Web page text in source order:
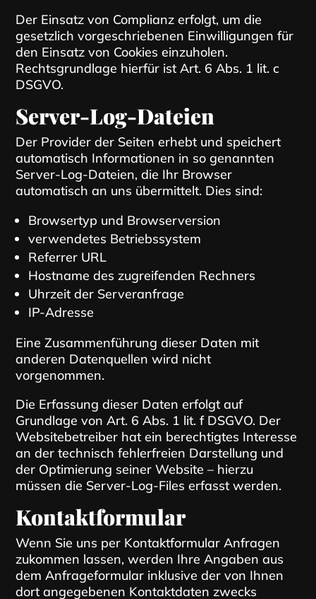
Der Einsatz von Complianz erfolgt, um die
gesetzlich vorgeschriebenen Einwilligungen für
den Einsatz von Cookies einzuholen.
Rechtsgrundlage hierfür ist Art. 6 Abs. 1 lit. c
DSGVO.
Server-Log-Dateien
Der Provider der Seiten erhebt und speichert
automatisch Informationen in so genannten
Server-Log-Dateien, die Ihr Browser
automatisch an uns übermittelt. Dies sind:
Browsertyp und Browserversion
verwendetes Betriebssystem
Referrer URL
Hostname des zugreifenden Rechners
Uhrzeit der Serveranfrage
IP-Adresse
Eine Zusammenführung dieser Daten mit
anderen Datenquellen wird nicht
vorgenommen.
Die Erfassung dieser Daten erfolgt auf
Grundlage von Art. 6 Abs. 1 lit. f DSGVO. Der
Websitebetreiber hat ein berechtigtes Interesse
an der technisch fehlerfreien Darstellung und
der Optimierung seiner Website – hierzu
müssen die Server-Log-Files erfasst werden.
Kontaktformular
Wenn Sie uns per Kontaktformular Anfragen
zukommen lassen, werden Ihre Angaben aus
dem Anfrageformular inklusive der von Ihnen
dort angegebenen Kontaktdaten zwecks